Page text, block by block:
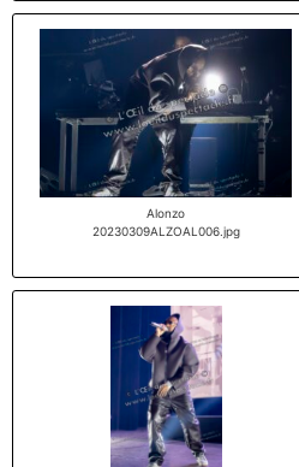
Alonzo
20230309ALZOAL006.jpg